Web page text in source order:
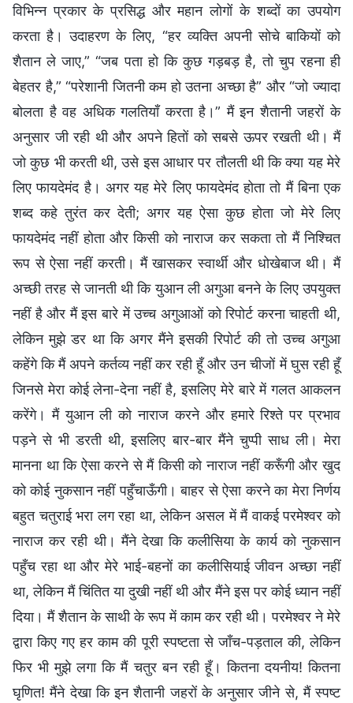
विभिन्न प्रकार के प्रसिद्ध और महान लोगों के शब्दों का उपयोग
करता है। उदाहरण के लिए, “हर व्यक्ति अपनी सोचे बाकियों को
शैतान ले जाए,” “जब पता हो कि कुछ गड़बड़ है, तो चुप रहना ही
बेहतर है,” “परेशानी जितनी कम हो उतना अच्छा है” और “जो ज्यादा
बोलता है वह अधिक गलतियाँ करता है।” मैं इन शैतानी जहरों के
अनुसार जी रही थी और अपने हितों को सबसे ऊपर रखती थी। मैं
जो कुछ भी करती थी, उसे इस आधार पर तौलती थी कि क्या यह मेरे
लिए फायदेमंद है। अगर यह मेरे लिए फायदेमंद होता तो मैं बिना एक
शब्द कहे तुरंत कर देती; अगर यह ऐसा कुछ होता जो मेरे लिए
फायदेमंद नहीं होता और किसी को नाराज कर सकता तो मैं निश्चित
रूप से ऐसा नहीं करती। मैं खासकर स्वार्थी और धोखेबाज थी। मैं
अच्छी तरह से जानती थी कि युआन ली अगुआ बनने के लिए उपयुक्त
नहीं है और मैं इस बारे में उच्च अगुआओं को रिपोर्ट करना चाहती थी,
लेकिन मुझे डर था कि अगर मैंने इसकी रिपोर्ट की तो उच्च अगुआ
कहेंगे कि मैं अपने कर्तव्य नहीं कर रही हूँ और उन चीजों में घुस रही हूँ
जिनसे मेरा कोई लेना-देना नहीं है, इसलिए मेरे बारे में गलत आकलन
करेंगे। मैं युआन ली को नाराज करने और हमारे रिश्ते पर प्रभाव
पड़ने से भी डरती थी, इसलिए बार-बार मैंने चुप्पी साध ली। मेरा
मानना था कि ऐसा करने से मैं किसी को नाराज नहीं करूँगी और खुद
को कोई नुकसान नहीं पहुँचाऊँगी। बाहर से ऐसा करने का मेरा निर्णय
बहुत चतुराई भरा लग रहा था, लेकिन असल में मैं वाकई परमेश्वर को
नाराज कर रही थी। मैंने देखा कि कलीसिया के कार्य को नुकसान
पहुँच रहा था और मेरे भाई-बहनों का कलीसियाई जीवन अच्छा नहीं
था, लेकिन मैं चिंतित या दुखी नहीं थी और मैंने इस पर कोई ध्यान नहीं
दिया। मैं शैतान के साथी के रूप में काम कर रही थी। परमेश्वर ने मेरे
द्वारा किए गए हर काम की पूरी स्पष्टता से जाँच-पड़ताल की, लेकिन
फिर भी मुझे लगा कि मैं चतुर बन रही हूँ। कितना दयनीय! कितना
घृणित! मैंने देखा कि इन शैतानी जहरों के अनुसार जीने से, मैं स्पष्ट